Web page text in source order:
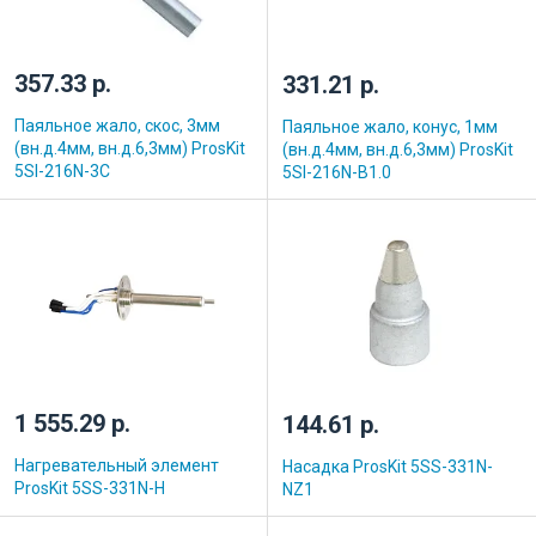
357.33 р.
Паяльное жало, скос, 3мм
(вн.д.4мм, вн.д.6,3мм) ProsKit
5SI-216N-3C
331.21 р.
Паяльное жало, конус, 1мм
(вн.д.4мм, вн.д.6,3мм) ProsKit
5SI-216N-B1.0
1 555.29 р.
Нагревательный элемент
ProsKit 5SS-331N-H
144.61 р.
Насадка ProsKit 5SS-331N-
NZ1